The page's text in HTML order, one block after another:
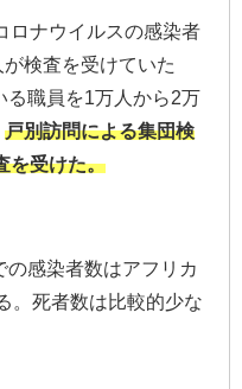
ロナウイルスの感染者
検査を受けていた
る職員を1万人から2万
戸別訪問による集団検
を受けた。
の感染者数はアフリカ
。死者数は比較的少な